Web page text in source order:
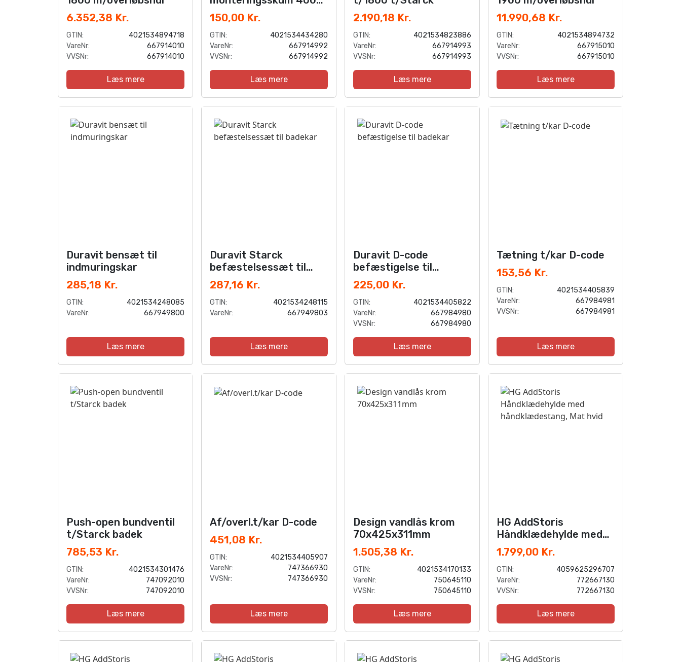
6.352,38 Kr.
GTIN:
4021534894718
VareNr:
667914010
VVSNr:
667914010
Læs mere
ml.
150,00 Kr.
GTIN:
4021534434280
VareNr:
667914992
VVSNr:
667914992
Læs mere
2.190,18 Kr.
GTIN:
4021534823886
VareNr:
667914993
VVSNr:
667914993
Læs mere
11.990,68 Kr.
GTIN:
4021534894732
VareNr:
667915010
VVSNr:
667915010
Læs mere
Duravit bensæt til
indmuringskar
285,18 Kr.
GTIN:
4021534248085
VareNr:
667949800
Læs mere
Duravit Starck
befæstelsessæt til
badekar
287,16 Kr.
GTIN:
4021534248115
VareNr:
667949803
Læs mere
Duravit D-code
befæstigelse til
badekar
225,00 Kr.
GTIN:
4021534405822
VareNr:
667984980
VVSNr:
667984980
Læs mere
Tætning t/kar D-code
153,56 Kr.
GTIN:
4021534405839
VareNr:
667984981
VVSNr:
667984981
Læs mere
Push-open bundventil
t/Starck badek
785,53 Kr.
GTIN:
4021534301476
VareNr:
747092010
VVSNr:
747092010
Læs mere
Af/overl.t/kar D-code
451,08 Kr.
GTIN:
4021534405907
VareNr:
747366930
VVSNr:
747366930
Læs mere
Design vandlås krom
70x425x311mm
1.505,38 Kr.
GTIN:
4021534170133
VareNr:
750645110
VVSNr:
750645110
Læs mere
HG AddStoris
Håndklædehylde med
håndklædestang, Mat
hvid
1.799,00 Kr.
GTIN:
4059625296707
VareNr:
772667130
VVSNr:
772667130
Læs mere